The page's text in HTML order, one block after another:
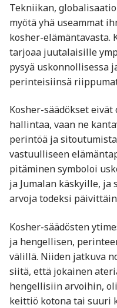
Tekniikan,
myötä yhä useammat
kosher-elämäntavasta.
tarjoaa juutalaisille
pysyä uskonnollisessa
perinteisiinsä
Kosher-säädökset
hallintaa, vaan ne
perintöä ja
vastuulliseen
pitäminen symboloi
ja Jumalan käskyille, ja
arvoja todeksi
Kosher-säädösten
ja hengellisen,
välillä. Niiden jatkuva
siitä, että jokainen
hengellisiin arvoihin,
keittiö kotona tai suuri